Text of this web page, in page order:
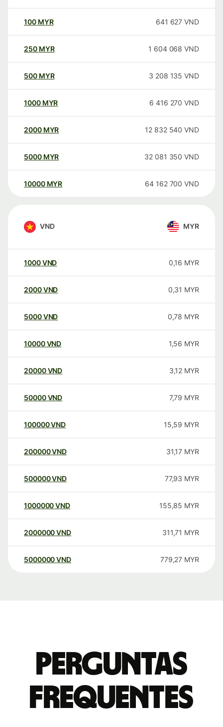
100 MYR 641 627 VND
250 MYR 1 604 068 VND
500 MYR 3 208 135 VND
1000 MYR 6 416 270 VND
2000 MYR 12 832 540 VND
5000 MYR 32 081 350 VND
10000 MYR 64 162 700 VND
VND MYR
1000VND 0,16 MYR
2000VND 0,31 MYR
5000VND 0,78 MYR
10000 VND 1,56 MYR
20000 VND 3,12 MYR
50000 VND 7,79 MYR
100000VND 15,59 MYR
200000VND 31,17 MYR
500000VND 77,93 MYR
1000000VND 155,85 MYR
2000000VND 311,71 MYR
5000000VND 779,27 MYR
Perguntas
frequentes